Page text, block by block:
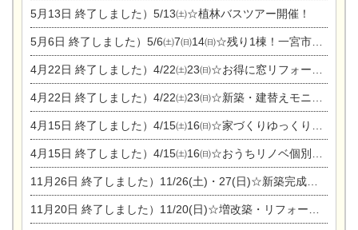
5月13日 終了しました）5/13㈯☆植林バスツアー開催！
5月6日 終了しました）5/6㈯7㈰14㈰☆残り1棟！一宮市限定モニター募集相談会(新築・建替え)
4月22日 終了しました）4/22㈯23㈰☆お得に窓リフォーム個別相談会
4月22日 終了しました）4/22㈯23㈰☆新築・建替えモニター募集個別相談会
4月15日 終了しました）4/15㈯16㈰☆家づくりゆっくりじっくり個別相談会
4月15日 終了しました）4/15㈯16㈰☆おうちリノベ個別相談会
11月26日 終了しました）11/26(土)・27(日)☆新築完成見学会 in一宮市あずら
11月20日 終了しました）11/20(日)☆増改築・リフォームまつり＆秋の味覚まつり＆芸術祭